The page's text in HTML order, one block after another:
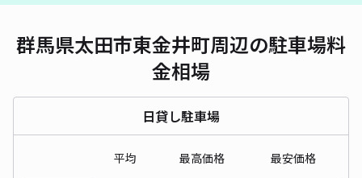
群馬県太田市東金井町周辺の駐車場料
金相場
日貸し駐車場
平均 最高価格 最安価格